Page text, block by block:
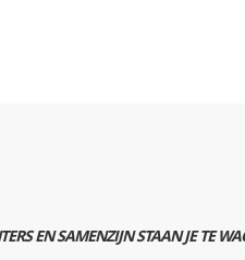
EN SAMENZIJN STAAN JE TE